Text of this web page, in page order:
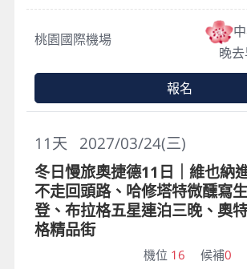
桃園國際機場
晚
報名
2027/03/24(三)
11天
冬日慢旅奧捷德11日｜維也納
不走回頭路、哈修塔特微醺寫
登、布拉格五星連泊三晚、奧
格精品街
機位 16 候補0